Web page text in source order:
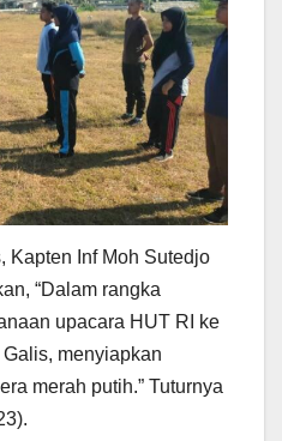
Kapten Inf Moh Sutedjo
“Dalam rangka
upacara HUT RI ke
menyiapkan
merah putih.” Tuturnya